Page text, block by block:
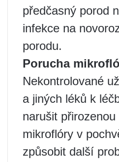
předčasný porod
infekce na
porodu.
Porucha
Nekontrolované
a jiných léků k
narušit
mikroflóry v
způsobit další